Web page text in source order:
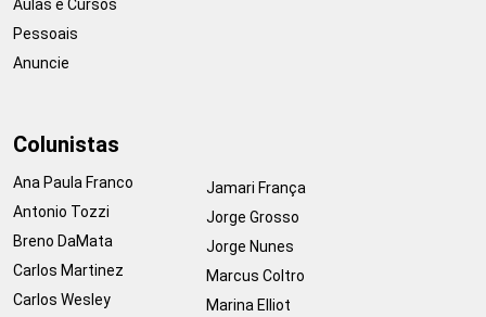
Aulas e Cursos
Pessoais
Anuncie
Colunistas
Ana Paula Franco
Antonio Tozzi
Breno DaMata
Carlos Martinez
Carlos Wesley
Jamari França
Jorge Grosso
Jorge Nunes
Marcus Coltro
Marina Elliot